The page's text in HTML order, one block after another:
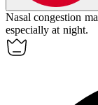
Nasalcongestion
especially at night.